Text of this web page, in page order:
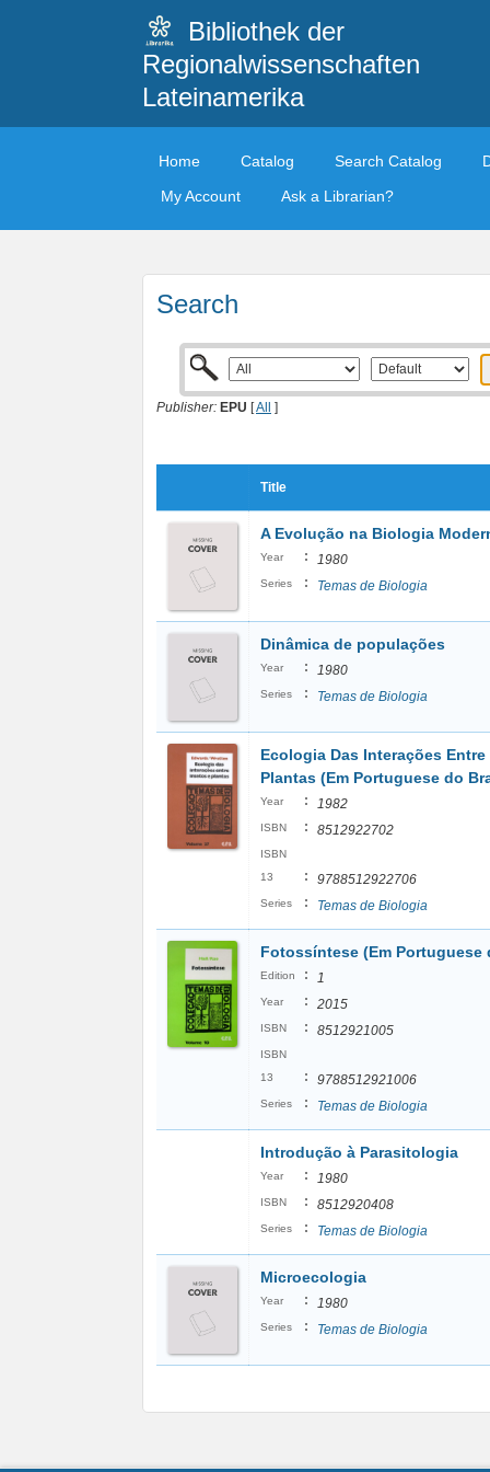
Bibliothek der
Regionalwissenschaften
Lateinamerika
Home Catalog Search Catalog
My Account
Ask a Librarian?
Search
Publisher: EPU [All ]
Title
A Evolução na Biologia
Year : 1980
Series : Temas de Biologia
Dinâmica de populações
Year : 1980
Series : Temas de Biologia
Ecologia Das Interações
Plantas (Em Portuguese do
Year : 1982
ISBN : 8512922702
ISBN
13
: 9788512922706
Series : Temas de Biologia
Fotossíntese (Em Portuguese
Edition : 1
Year : 2015
ISBN : 8512921005
ISBN
13
: 9788512921006
Series : Temas de Biologia
Introdução à Parasitologia
Year : 1980
ISBN : 8512920408
Series : Temas de Biologia
Microecologia
Year : 1980
Series : Temas de Biologia